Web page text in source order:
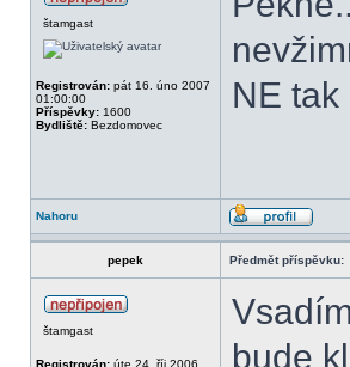
štamgast
Registrován: pát 16. úno 2007
01:00:00
Příspěvky: 1600
Bydliště: Bezdomovec
NE
Nahoru
pepek Předmět příspěvku:
štamgast
Registrován: úte 24. říj 2006
bude